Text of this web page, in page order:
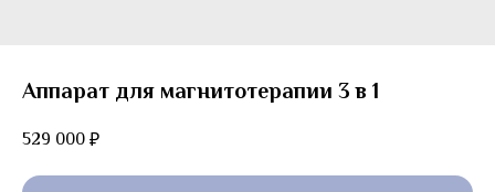
Аппарат для магнитотерапии 3 в 1
529 000₽